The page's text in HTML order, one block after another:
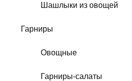
Шашлыки из овощей
Гарниры
Овощные
Гарниры-салаты